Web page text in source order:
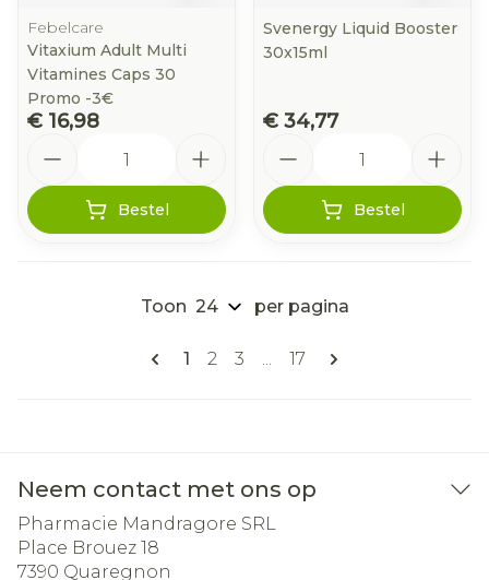
Febelcare
Vitaxium Adult Multi
Vitamines Caps 30
Promo -3€
€ 16,98
Bestel
Svenergy Liquid Booster
30x15ml
€ 34,77
Bestel
Pagina's
U lees momenteel pagina
1 Pagina
2 Pagina
3 ... Pagina
17
Toon per pagina
Neem contact met ons op
Pharmacie Mandragore SRL
Place Brouez 18
7390 Quaregnon